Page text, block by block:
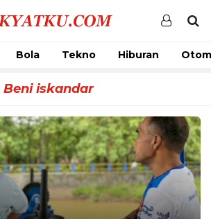
Bola Tekno Hiburan
Beni iskandar